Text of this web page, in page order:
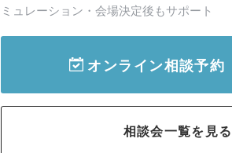
ミュレーション・会場決定後もサポート
オンライン相談予約
相談会一覧を見る